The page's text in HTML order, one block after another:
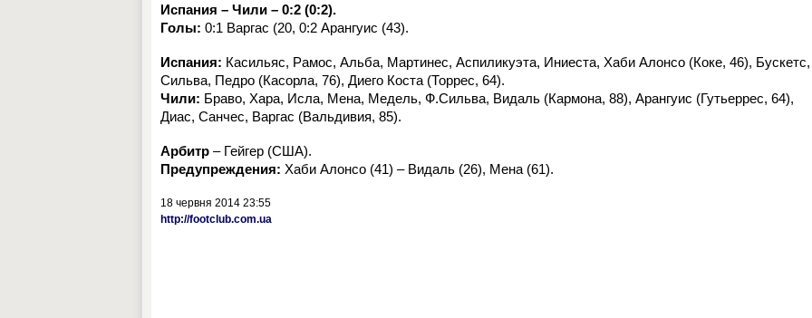
Испания – Чили – 0:2 (0:2).
Голы: 0:1 Варгас (20, 0:2 Арангуис (43).
Испания: Касильяс, Рамос, Альба, Мартинес, Аспиликуэта, Иниеста, Хаби Алонсо (Коке, 46), Бускетс,
Сильва, Педро (Касорла, 76), Диего Коста (Торрес, 64).
Чили: Браво, Хара, Исла, Мена, Медель, Ф.Сильва, Видаль (Кармона, 88), Арангуис (Гутьеррес, 64),
Диас, Санчес, Варгас (Вальдивия, 85).
Арбитр – Гейгер (США).
Предупреждения: Хаби Алонсо (41) – Видаль (26), Мена (61).
18 червня 2014 23:55
http://footclub.com.ua